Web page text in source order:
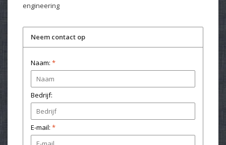
engineering
Neem contact op
Naam: *
Bedrijf:
E-mail: *